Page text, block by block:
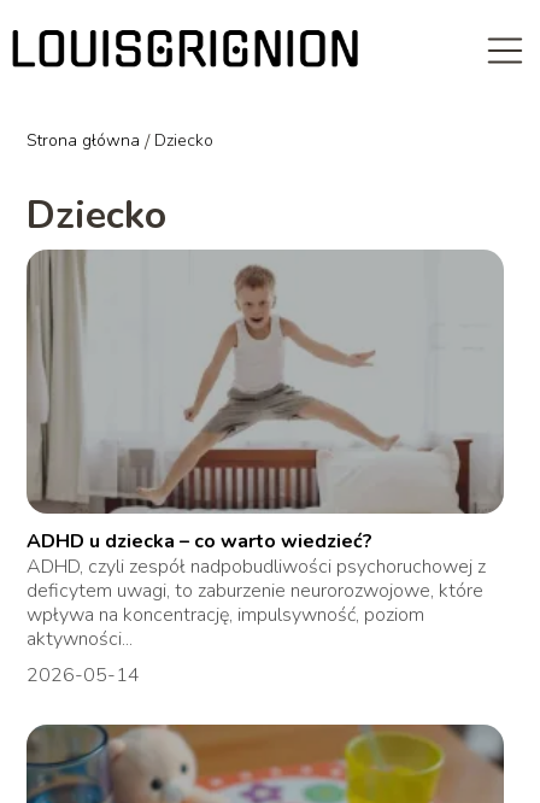
Strona główna / Dziecko
Dziecko
ADHD u dziecka – co warto wiedzieć?
ADHD, czyli zespół nadpobudliwości psychoruchowej z
deficytem uwagi, to zaburzenie neurorozwojowe, które
wpływa na koncentrację, impulsywność, poziom
aktywności...
2026-05-14